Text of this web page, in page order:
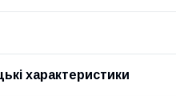
характеристики